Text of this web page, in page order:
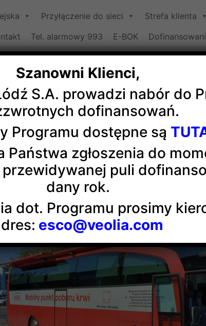
Przyłączenie do sieci Strefa klienta
Tel. alarmowy 993 E-BOK
HDK na koniec lata
Energii Łódź oddali 16,2 litrów krwi, praktycznie
liczyć. Akcja odbyła się z zachowaniem
która ratuje życie”.
Szanowni Klienci,
S.A. prowadzi nabór do
dofinansowań.
Programu dostępne są
Państwa zgłoszenia do
puli
dany rok.
dot. Programu prosimy
esco@veolia.com